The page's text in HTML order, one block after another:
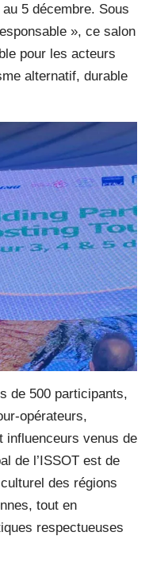
5 décembre. Sous
», ce salon
pour les acteurs
alternatif, durable
de 500 participants,
opérateurs,
influenceurs venus de
de l’ISSOT est de
des régions
tout en
respectueuses